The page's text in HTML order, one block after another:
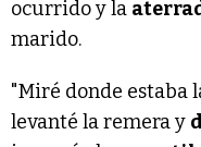
ocurrido y la
marido.
"Miré donde estaba
levanté la remera y